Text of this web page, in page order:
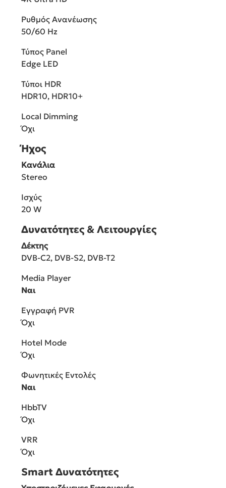
Ρυθμός Ανανέωσης
50/60 Hz
Τύπος Panel
Edge LED
Τύποι HDR
HDR10, HDR10+
Local Dimming
Όχι
Ήχος
Κανάλια
Stereo
Ισχύς
20 W
Δυνατότητες & Λειτουργίες
Δέκτης
DVB-C2, DVB-S2, DVB-T2
Media Player
Ναι
Εγγραφή PVR
Όχι
Hotel Mode
Όχι
Φωνητικές Εντολές
Ναι
HbbTV
Όχι
VRR
Όχι
Smart Δυνατότητες